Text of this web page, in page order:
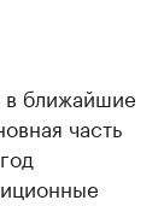
в ближайшие
часть